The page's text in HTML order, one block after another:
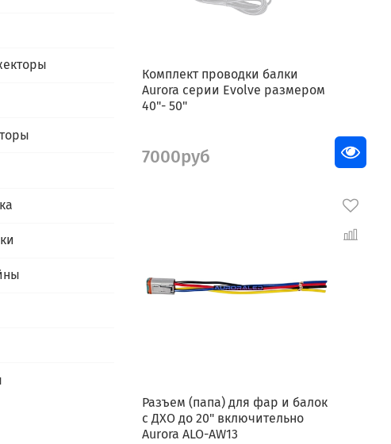
Комплект проводки балки
Aurora серии Evolve размером
40"- 50"
7000руб
Разъем (папа) для фар и балок
с ДХО до 20" включительно
Aurora ALO-АW13